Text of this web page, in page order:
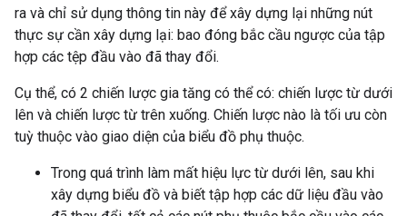
ra và chỉ sử dụng thông tin này để xây dựng lại những nút
thực sự cần xây dựng lại: bao đóng bắc cầu ngược của tập
hợp các tệp đầu vào đã thay đổi.
Cụ thể, có 2 chiến lược gia tăng có thể có: chiến lược từ dưới
lên và chiến lược từ trên xuống. Chiến lược nào là tối ưu còn
tuỳ thuộc vào giao diện của biểu đồ phụ thuộc.
Trong quá trình làm mất hiệu lực từ dưới lên, sau khi
xây dựng biểu đồ và biết tập hợp các dữ liệu đầu vào